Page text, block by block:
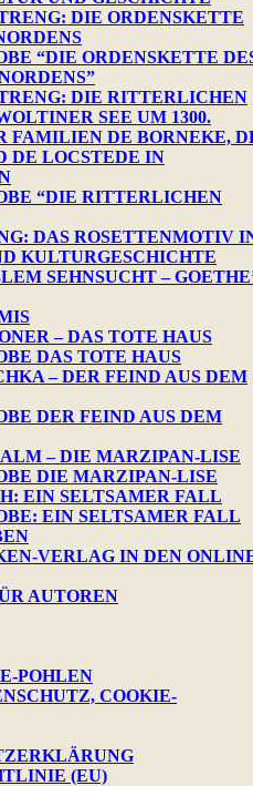
DIE ORDENSKETTE
“DIE ORDENSKETTE
DIE RITTERLICHEN
SEE UM 1300.
FAMILIEN DE BORNEKE,
DE LOCSTEDE IN
“DIE RITTERLICHEN
DAS ROSETTENMOTIV
KULTURGESCHICHTE
SEHNSUCHT –
– DAS TOTE HAUS
DAS TOTE HAUS
– DER FEIND AUS DEM
DER FEIND AUS DEM
– DIE MARZIPAN-LISE
DIE MARZIPAN-LISE
EIN SELTSAMER FALL
EIN SELTSAMER FALL
VERLAG IN DEN
AUTOREN
POHLEN
COOKIE-
(EU)